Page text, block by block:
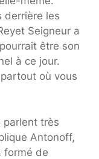
derrière les
et Seigneur a
être son
à ce jour.
où vous
parlent très
Antonoff,
formé de